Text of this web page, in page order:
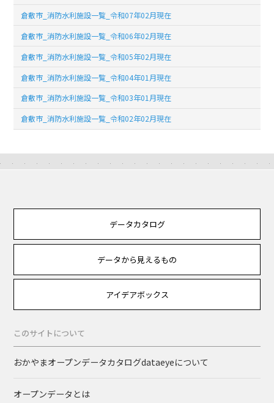
倉敷市_消防水利施設一覧_令和07年02月現在
倉敷市_消防水利施設一覧_令和06年02月現在
倉敷市_消防水利施設一覧_令和05年02月現在
倉敷市_消防水利施設一覧_令和04年01月現在
倉敷市_消防水利施設一覧_令和03年01月現在
倉敷市_消防水利施設一覧_令和02年02月現在
データカタログ
データから見えるもの
アイデアボックス
このサイトについて
おかやまオープンデータカタログdataeyeについて
オープンデータとは